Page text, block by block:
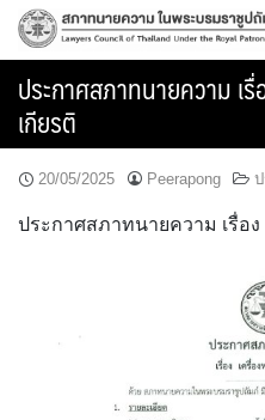
Skip
ประกาศสภาทนายความ เ
เกียรติ
20/05/2025 Peerapong
ประกาศสภาทนายความ เรื่อ